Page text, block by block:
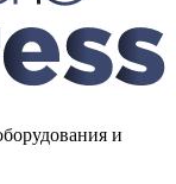
и